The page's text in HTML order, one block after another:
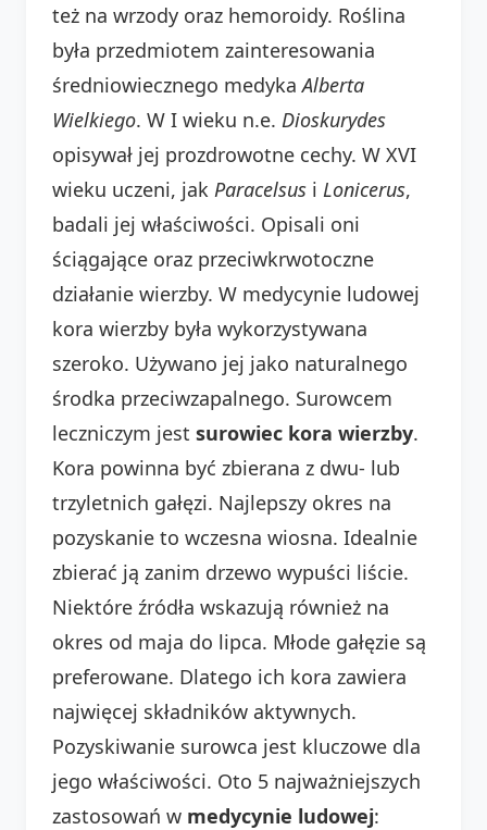
też na wrzody oraz hemoroidy. Roślina
była przedmiotem zainteresowania
średniowiecznego medykaAlberta
Wielkiego. W I wieku n.e. Dioskurydes
opisywał jej prozdrowotne cechy. W XVI
wieku uczeni, jak Paracelsus i Lonicerus,
badali jej właściwości. Opisali oni
ściągające oraz przeciwkrwotoczne
działanie wierzby. W medycynie ludowej
kora wierzby była wykorzystywana
szeroko. Używano jej jako naturalnego
środka przeciwzapalnego. Surowcem
leczniczym jest surowiec kora wierzby.
Kora powinna być zbierana z dwu- lub
trzyletnich gałęzi. Najlepszy okres na
pozyskanie to wczesna wiosna. Idealnie
zbierać ją zanim drzewo wypuści liście.
Niektóre źródła wskazują również na
okres od maja do lipca. Młode gałęzie są
preferowane. Dlatego ich kora zawiera
najwięcej składników aktywnych.
Pozyskiwanie surowca jest kluczowe dla
jego właściwości. Oto 5 najważniejszych
zastosowań w medycynie ludowej: